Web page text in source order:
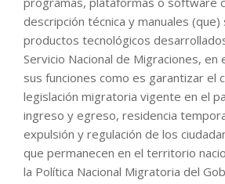
descripción técnica y manuales (que)
productos tecnológicos
Servicio Nacional de Migraciones, en
sus funciones como es garantizar el
legislación migratoria vigente en el
ingreso y egreso, residencia
expulsión y regulación de los
que permanecen en el territorio
la Política Nacional Migratoria del